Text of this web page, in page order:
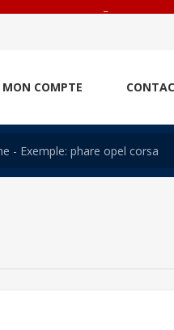
MON COMPTE